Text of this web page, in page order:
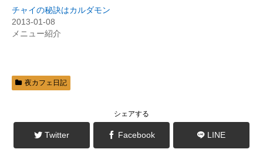
(
新
し
ウ
開
き
ま
リ
ッ
新
し
い
ド
で
き
チャイの秘訣はカルダモン
2013-01-08
メニュー紹介
夜カフェ日記
シェアする
Twitter Facebook LINE